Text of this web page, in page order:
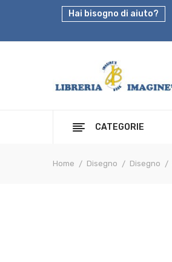
Hai bisogno di aiuto?
CATEGORIE
Home Disegno Disegno